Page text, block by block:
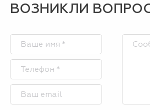
ВОЗНИКЛИ